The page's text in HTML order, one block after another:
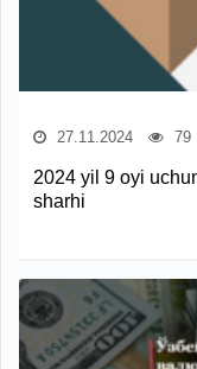
27.11.2024 79
2024 yil 9 oyi
sharhi